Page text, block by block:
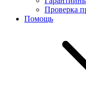
Проверка
Помощь